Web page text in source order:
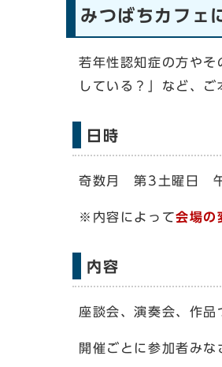
みつばちカフェ
若年性認知症の方やそ
している？」など、
日時
奇数月 第3土曜日
※内容によって会場の
内容
座談会、演奏会、作
開催ごとに参加者みな